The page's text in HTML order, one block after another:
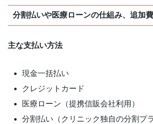
分割払いや医療ローンの仕組み、追加
主な支払い方法
現金一括払い
クレジットカード
医療ローン（提携信販会社利用）
分割払い（クリニック独自の分割プラ